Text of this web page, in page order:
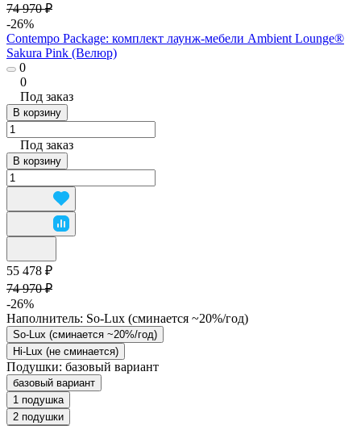
74 970 ₽
-26%
Contempo Package: комплект лаунж-мебели Ambient Lounge®
Sakura Pink (Велюр)
0
0
Под заказ
В корзину
Под заказ
В корзину
55 478 ₽
74 970 ₽
-26%
Наполнитель: So-Lux (cминается ~20%/год)
So-Lux (cминается ~20%/год)
Hi-Lux (не сминается)
Подушки: базовый вариант
базовый вариант
1 подушка
2 подушки